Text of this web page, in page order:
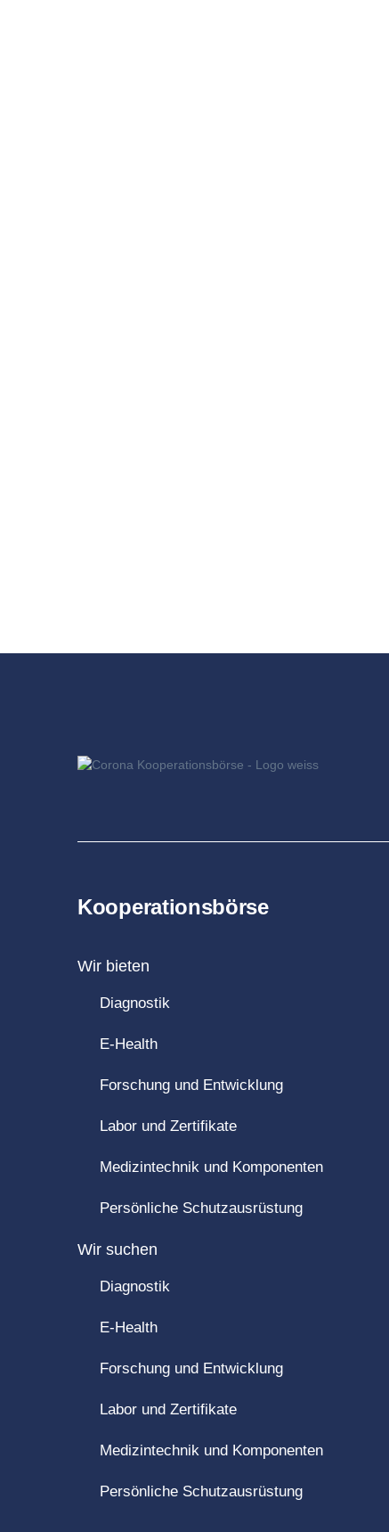
Kooperationsbörse
Wir bieten
Diagnostik
E-Health
Forschung und Entwicklung
Labor und Zertifikate
Medizintechnik und Komponenten
Persönliche Schutzausrüstung
Wir suchen
Diagnostik
E-Health
Forschung und Entwicklung
Labor und Zertifikate
Medizintechnik und Komponenten
Persönliche Schutzausrüstung